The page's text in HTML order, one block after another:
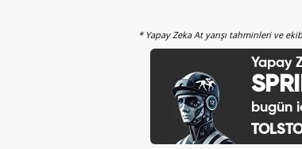
* Yapay Zeka At yarışı tahminleri ve
Yapay
bugün